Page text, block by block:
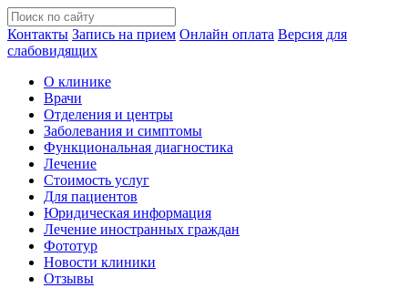
Контакты Запись на прием Онлайн оплата Версия для
слабовидящих
О клинике
Врачи
Отделения и центры
Заболевания и симптомы
Функциональная диагностика
Лечение
Стоимость услуг
Для пациентов
Юридическая информация
Лечение иностранных граждан
Фототур
Новости клиники
Отзывы